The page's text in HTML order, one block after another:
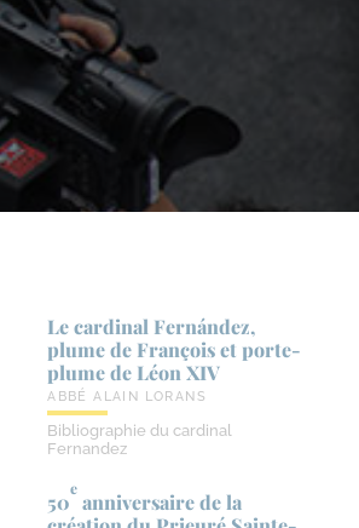
Le cardinal Fernández,
plume de François et porte-​
plume de Léon XIV
ABBÉ ALAIN LORANS
Bibliographie du cardinal
Fernandez
50
e
anniversaire de la